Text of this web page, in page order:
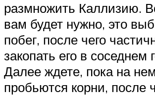
размножить Каллизию.
вам будет нужно, это
побег, после чего
закопать его в соседнем
Далее ждете, пока на нем
пробьются корни, после